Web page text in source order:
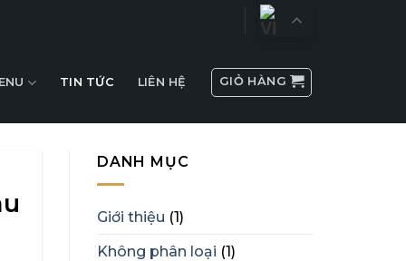
TIN TỨC LIÊN HỆ GIỎ HÀNG
DANH MỤC
Giới thiệu (1)
Không phân loại (1)